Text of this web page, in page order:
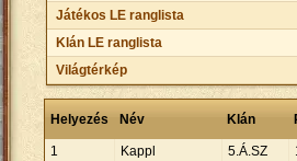
Játékos LE ranglista
Klán LE ranglista
Világtérkép
Helyezés Név Klán
1
Kappl 5.Á.SZ